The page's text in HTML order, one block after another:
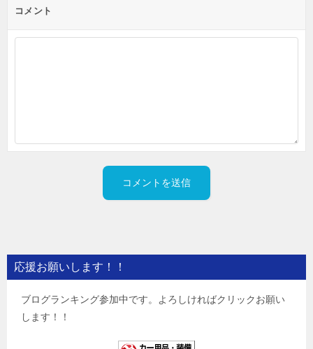
コメント
応援お願いします！！
ブログランキング参加中です。よろしければクリックお願い
します！！